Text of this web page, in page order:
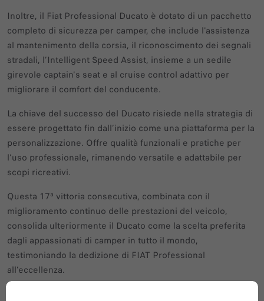
Inoltre, il Fiat Professional Ducato è dotato di un pacchetto
completo di sicurezza per camper, che include l'assistenza
al mantenimento della corsia, il riconoscimento dei segnali
stradali, l’Intelligent Speed Assist, insieme a un sedile
girevole captain's seat e al cruise control adattivo per
migliorare il comfort del conducente.
La chiave del successo del Ducato risiede nella strategia di
essere progettato fin dall’inizio come una piattaforma per la
personalizzazione. Offre qualità funzionali e pratiche per
l’uso professionale, rimanendo versatile e adattabile per
scopi ricreativi.
Questa 17ª vittoria consecutiva, combinata con il
miglioramento continuo delle prestazioni del veicolo,
consolida ulteriormente il Ducato come la scelta preferita
dagli appassionati di camper in tutto il mondo,
testimoniando la dedizione di FIAT Professional
all’eccellenza.